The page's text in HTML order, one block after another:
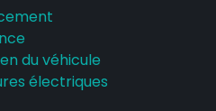
du véhicule
électriques